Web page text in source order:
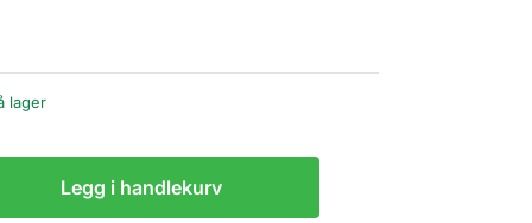
lager
Legg i handlekurv